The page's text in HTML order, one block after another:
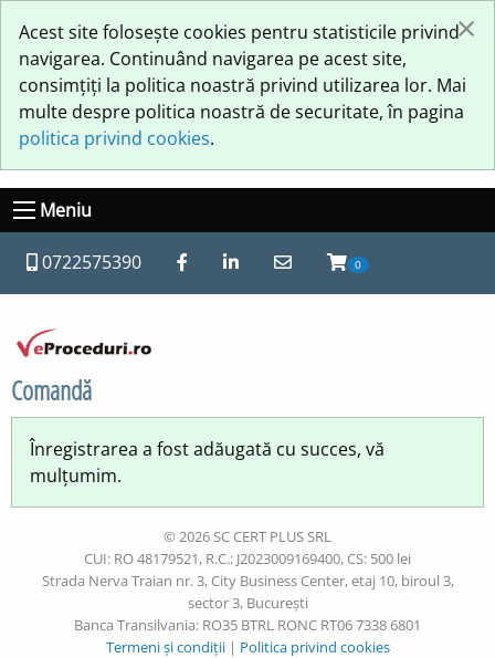
Acest site folosește cookies pentru statisticile privind
navigarea. Continuând navigarea pe acest site,
consimțiți la politica noastră privind utilizarea lor. Mai
multe despre politica noastră de securitate, în pagina
politica privind cookies.
×
Meniu
0722575390 0
Comandă
Înregistrarea a fost adăugată cu succes, vă
mulțumim.
© 2026 SC CERT PLUS SRL
CUI: RO 48179521, R.C.: J2023009169400, CS: 500 lei
Strada Nerva Traian nr. 3, City Business Center, etaj 10, biroul 3,
sector 3, București
Banca Transilvania: RO35 BTRL RONC RT06 7338 6801
Termeni și condiții| Politica privind cookies